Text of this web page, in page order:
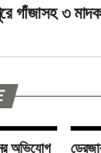
গাঁজাসহ ৩
অভিযোগ